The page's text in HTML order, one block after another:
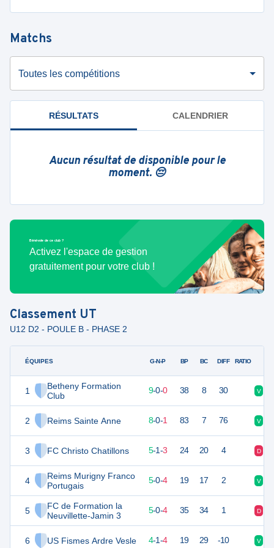
Matchs
Toutes les compétitions
RÉSULTATS CALENDRIER
Aucun résultat de disponible pour le
moment. 😔
Bénévole de ce club ?
Activez l'espace de gestion
gratuitement pour votre club !
Classement UT
U12 D2 - POULE B - PHASE 2
ÉQUIPES
1
Betheny Formation
Club
2 Reims Sainte Anne
3 FC Christo Chatillons
4
Reims Murigny Franco
Portugais
5
FC de Formation la
Neuvillette-Jamin 3
6 US Fismes Ardre Vesle
G-N-P BP BC DIFF RATIO
27 9-0-0 38 8 30 V
24 8-0-1 83 7 76 V
16 5-1-3 24 20 4 D
15 9 5-0-4 19 17 2 V
15 5-0-4 35 34 1 D
13 9 4-1-4 19 29 -10 V